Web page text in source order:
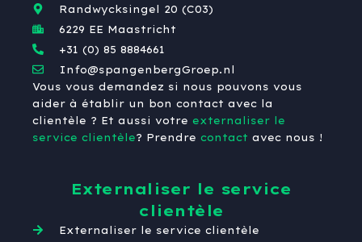
Randwycksingel 20 (C03)
6229 EE Maastricht
+31 (0) 85 8884661
Info@spangenbergGroep.nl
Vous vous demandez si nous pouvons vous
aider à établir un bon contact avec la
clientèle ? Et aussi votre externaliser le
service clientèle? Prendre contact avec nous !
Externaliser le service
clientèle
Externaliser le service clientèle